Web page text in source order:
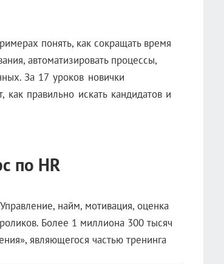
понять, как сокращать время
автоматизировать процессы,
За 17 уроков новички
правильно искать кандидатов и
по HR
найм, мотивация, оценка
Более 1 миллиона 300 тысяч
являющегося частью тренинга